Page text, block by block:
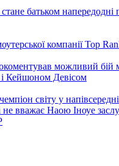
батьком
можливий
Кейшоном Девісом
не вважає Наою Іноуе